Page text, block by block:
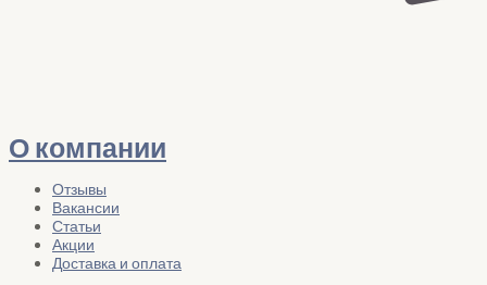
О компании
Отзывы
Вакансии
Статьи
Акции
Доставка и оплата